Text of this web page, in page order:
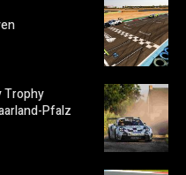
Trophy
Pfalz